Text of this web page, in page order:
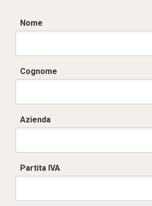
Nome
Cognome
Azienda
Partita IVA